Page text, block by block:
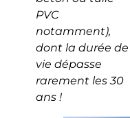
PVC
notamment),
dont la durée de
vie dépasse
rarement les 30
ans !